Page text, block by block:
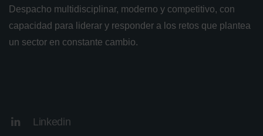
Despacho multidisciplinar, moderno y competitivo, con
capacidad para liderar y responder a los retos que plantea
un sector en constante cambio.
Linkedin